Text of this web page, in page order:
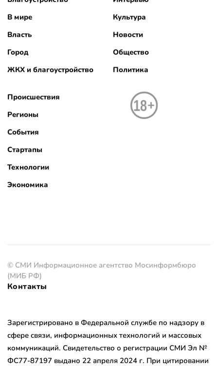
В мире
Власть
Город
ЖКХ и благоустройство
Культура
Новости
Общество
Политика
Происшествия
Регионы
События
Стартапы
Технологии
Экономика
© СМИ Информационное агентство Мосинформбюро
(МИБ РФ)
Контакты
Зарегистрировано в Федеральной службе по надзору в
сфере связи, информационных технологий и массовых
коммуникаций. Свидетельство о регистрации СМИ Эл №
ФС77-87197 выдано 22 апреля 2024 г. При цитировании